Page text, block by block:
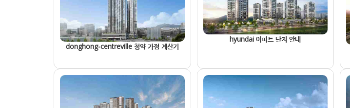
donghong-centreville 청약 가점 계산기
hyundai 아파트 단지 안내